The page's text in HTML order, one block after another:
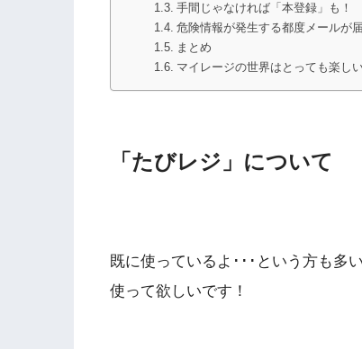
手間じゃなければ「本登録」も！
危険情報が発生する都度メールが届
まとめ
マイレージの世界はとっても楽しい
「たびレジ」について
既に使っているよ･･･という方も多
使って欲しいです！